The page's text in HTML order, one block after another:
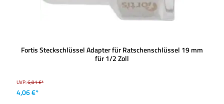
Fortis Steckschlüssel Adapter für Ratschenschlüssel 19 mm
für 1/2 Zoll
UVP:6,01 €*
4,06 €*